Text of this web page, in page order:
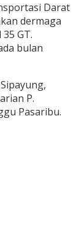
Darat
dermaga
GT.
bulan
P.
Pasaribu.